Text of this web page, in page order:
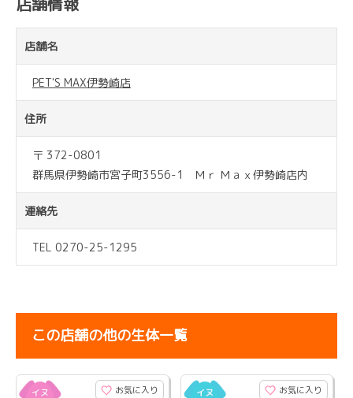
店舗名
PET'S MAX伊勢崎店
住所
〒 372-0801
群馬県伊勢崎市宮子町3556-1 Ｍｒ Ｍａｘ伊勢崎店内
連絡先
TEL 0270-25-1295
この店舗の他の生体一覧
お気に入り お気に入り